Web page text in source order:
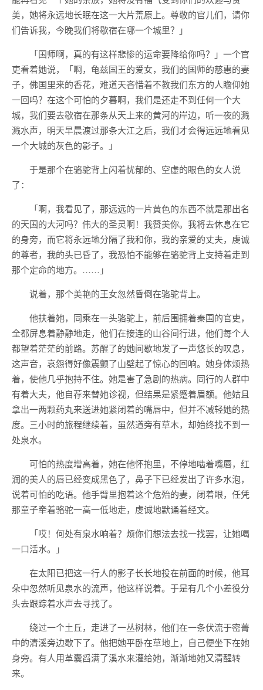
美，她将永远地长眠在这一大片荒原上。尊敬的官儿们，请你
们告诉我，今晚我们将歇宿在哪一个城里？」
「国师啊，真的有这样悲惨的运命要降给你吗？」一个官
吏看着她说，「啊，龟兹国王的爱女，我们的国师的慈惠的妻
子，佛国里来的香花，难道天吝惜着不教我们东方的人瞻仰她
一回吗？在这个可怕的夕暮啊，我们是还走不到任何一个大
城，我们要去歇宿在那条从天上来的黄河的岸边，听一夜的溅
溅水声，明天早晨渡过那条大江之后，我们才会得远远地看见
一个大城的灰色的影子。」
于是那个在骆驼背上闪着忧郁的、空虚的眼色的女人说
了：
「啊，我看见了，那远远的一片黄色的东西不就是那出名
的天国的大河吗？伟大的圣灵啊！我赞美你。我将去休息在它
的身旁，而它将永远地分隔了我和你，我的亲爱的丈夫，虔诚
的尊者，我的头已昏了，我恐怕不能够在骆驼背上支持着走到
那个定命的地方。……」
说着，那个美艳的王女忽然昏倒在骆驼背上。
他扶着她，同乘在一头骆驼上，前后围拥着秦国的官吏，
全都屏息着静静地走，他们在接连的山谷间行进，他们每个人
都望着茫茫的前路。苏醒了的她间歇地发了一声悠长的叹息，
这声音，哀怨得好像震颤了山壁起了惊心的回响。她身体烦热
着，使他几乎抱持不住。她是害了急剧的热病。同行的人群中
有着大夫，他自荐来替她诊视，但结果是紧蹙着眉额。他姑且
拿出一两颗药丸来送进她紧闭着的嘴唇中，但并不减轻她的热
度。三小时的旅程继续着，虽然道旁有草木，却始终找不到一
处泉水。
可怕的热度增高着，她在他怀抱里，不停地啮着嘴唇，红
润的美人的唇已经变成黑色了，鼻子下已经发出了许多水泡，
说着可怕的吃语。他手臂里抱着这个危殆的妻，闭着眼，任凭
那童子牵着骆驼一高一低地走，虔诚地默诵着经文。
「哎！何处有泉水响着？烦你们想法去找一找罢，让她喝
一口活水。」
在太阳已把这一行人的影子长长地投在前面的时候，他耳
朵中忽然听见泉水的流声，他这样说着。于是有几个小差役分
头去跟踪着水声去寻找了。
绕过一个土丘，走进了一丛树林，他们在一条伏流于密菁
中的清溪旁边歇下了。他把她平卧在草地上，自己便坐下在她
身旁。有人用革囊舀满了溪水来灌给她，渐渐地她又清醒转
来。